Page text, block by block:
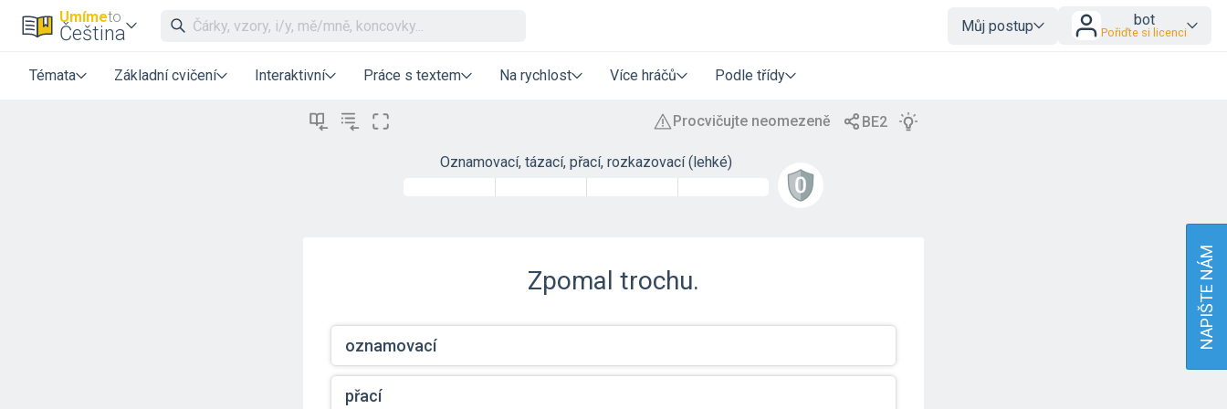
Umímeto
Čeština Můj postup bot
Pořiďte si licenci
Témata Základní cvičení Interaktivní Práce s textem Na rychlost Více hráčů Podle třídy
Oznamovací, tázací, přací, rozkazovací (lehké)
Zpomal trochu.
oznamovací
přací
NAPIŠTE NÁM